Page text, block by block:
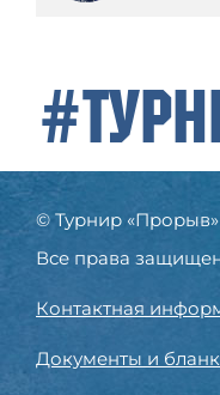
© Турнир «Прорыв»
Все права
Контактная
Документы и